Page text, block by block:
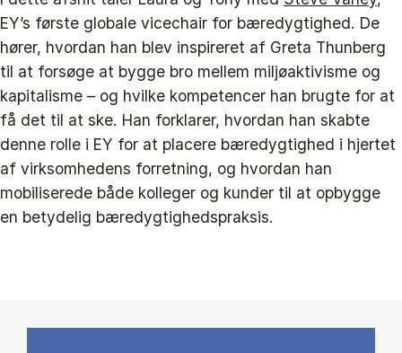
EY’s første globale vicechair for bæredygtighed. De
hører, hvordan han blev inspireret af Greta Thunberg
til at forsøge at bygge bro mellem miljøaktivisme og
kapitalisme – og hvilke kompetencer han brugte for at
få det til at ske. Han forklarer, hvordan han skabte
denne rolle i EY for at placere bæredygtighed i hjertet
af virksomhedens forretning, og hvordan han
mobiliserede både kolleger og kunder til at opbygge
en betydelig bæredygtighedspraksis.